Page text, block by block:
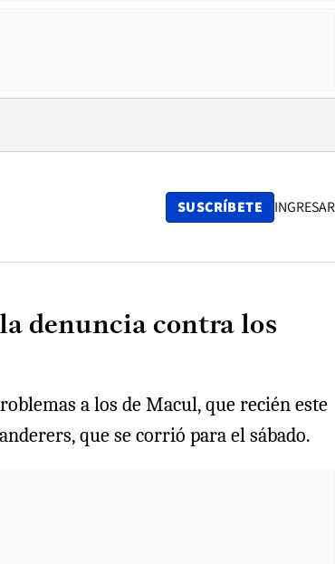
SUSCRÍBETE INGRESAR
denuncia contra los
a los de Macul, que recién este
que se corrió para el sábado.